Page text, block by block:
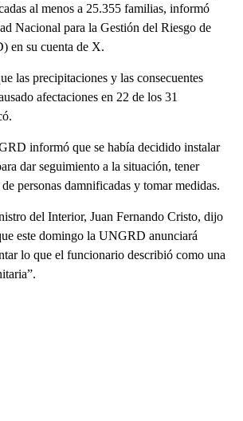
al menos a 25.355 familias, informó
Nacional para la Gestión del Riesgo de
en su cuenta de X.
las precipitaciones y las consecuentes
afectaciones en 22 de los 31
informó que se había decidido instalar
dar seguimiento a la situación, tener
personas damnificadas y tomar medidas.
del Interior, Juan Fernando Cristo, dijo
este domingo la UNGRD anunciará
lo que el funcionario describió como una